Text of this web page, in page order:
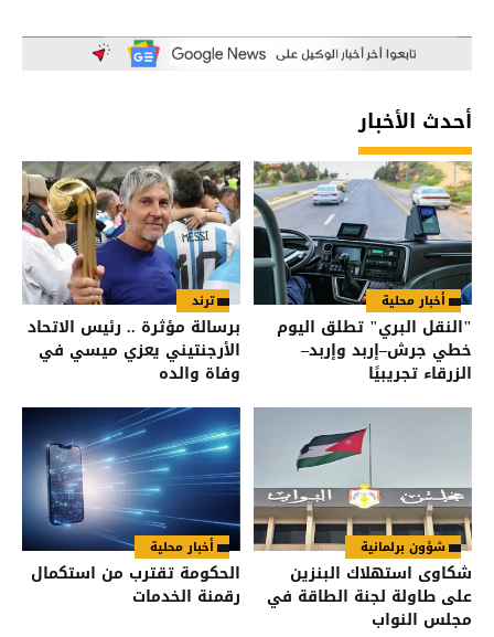
أحدث الأخبار
أخبار محلية
"النقل البري" تطلق اليوم
خطي جرش–إربد وإربد–
الزرقاء تجريبيًا
ترند
برسالة مؤثرة .. رئيس الاتحاد
الأرجنتيني يعزي ميسي في
وفاة والده
شؤون برلمانية
شكاوى استهلاك البنزين
على طاولة لجنة الطاقة في
مجلس النواب
أخبار محلية
الحكومة تقترب من استكمال
رقمنة الخدمات